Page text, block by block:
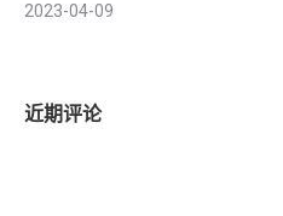
2023-04-09
近期评论